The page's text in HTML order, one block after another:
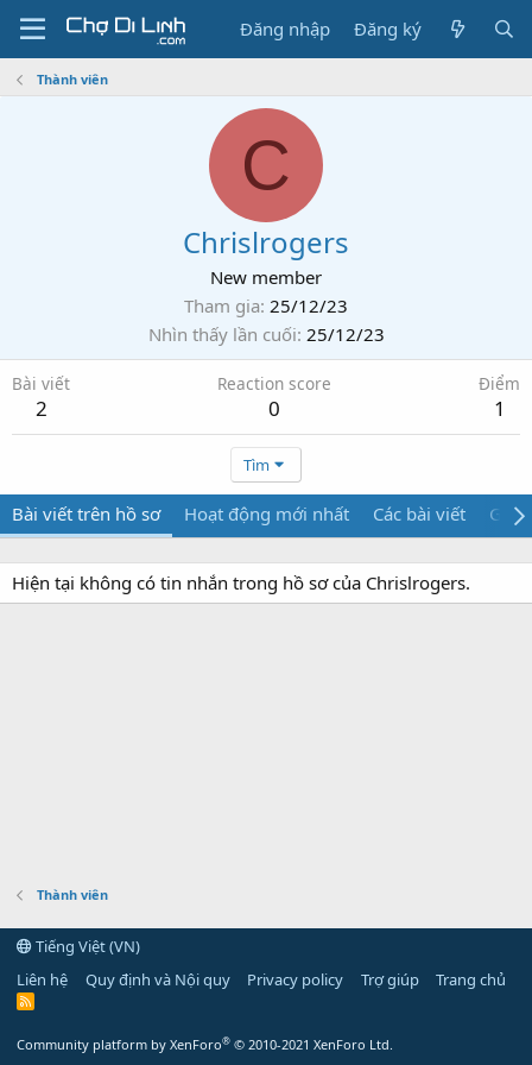
Đăng nhập Đăng ký
Thành viên
C
Chrislrogers
New member
Tham gia 25/12/23
Nhìn thấy lần cuối 25/12/23
Bài viết
2
Reaction score
0
Điểm
1
Tìm
Bài viết trên hồ sơ Hoạt động mới nhất Các bài viết Giới
Hiện tại không có tin nhắn trong hồ sơ của Chrislrogers.
Thành viên
Tiếng Việt (VN)
Liên hệ
Quy định và Nội quy Privacy policy Trợ giúp Trang chủ
R
Community platform by XenForo® © 2010-2021 XenForo Ltd.